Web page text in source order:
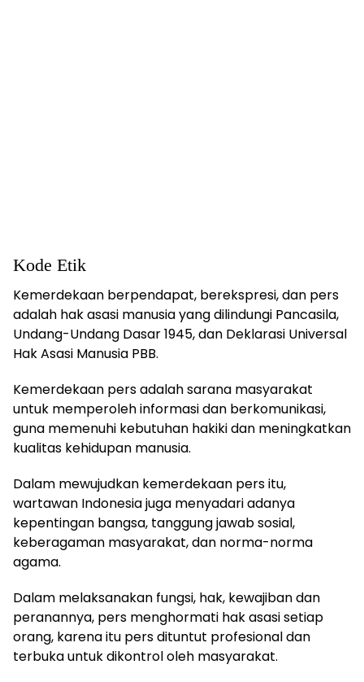
Kode Etik
Kemerdekaan berpendapat, berekspresi, dan pers
adalah hak asasi manusia yang dilindungi Pancasila,
Undang-Undang Dasar 1945, dan Deklarasi Universal
Hak Asasi Manusia PBB.
Kemerdekaan pers adalah sarana masyarakat
untuk memperoleh informasi dan berkomunikasi,
guna memenuhi kebutuhan hakiki dan meningkatkan
kualitas kehidupan manusia.
Dalam mewujudkan kemerdekaan pers itu,
wartawan Indonesia juga menyadari adanya
kepentingan bangsa, tanggung jawab sosial,
keberagaman masyarakat, dan norma-norma
agama.
Dalam melaksanakan fungsi, hak, kewajiban dan
peranannya, pers menghormati hak asasi setiap
orang, karena itu pers dituntut profesional dan
terbuka untuk dikontrol oleh masyarakat.